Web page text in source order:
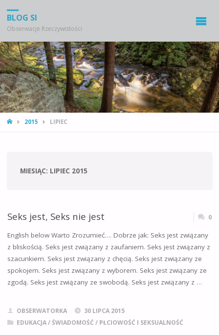
BLOG SI
Obserwacje Rzeczywistości
STRONA
2015 LIPIEC
MIESIĄC: LIPIEC 2015
Seks jest, Seks nie jest 0
English below Warto Zrozumieć…. Dobrze jak: Seks jest związany
z bliskością. Seks jest związany z zaufaniem. Seks jest związany z
szacunkiem. Seks jest związany z chęcią. Seks jest związany ze
spokojem. Seks jest związany z wyborem. Seks jest związany ze
zgodą. Seks jest związany ze swobodą. Seks jest związany z …
OBSERWATORKA
30 LIPCA 2015
EDUKACJA / ŚWIADOMOŚĆ / PŁCIOWOŚĆ I SEKSUALNOŚĆ